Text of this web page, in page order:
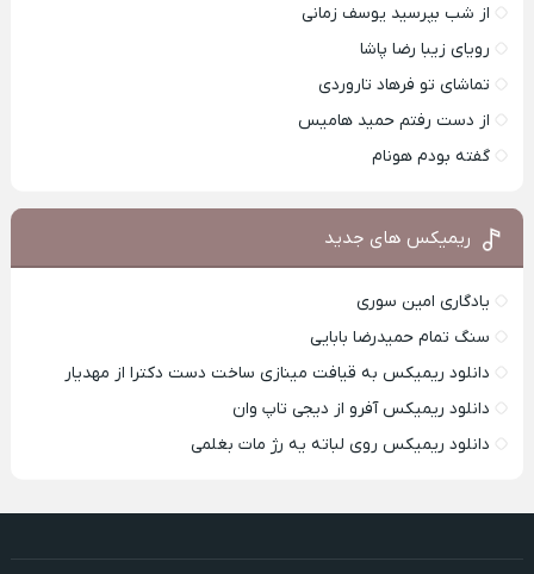
از شب بپرسید یوسف زمانی
رویای زیبا رضا پاشا
تماشای تو فرهاد تاروردی
از دست رفتم حمید هامیس
گفته بودم هونام
ریمیکس های جدید
یادگاری امین سوری
سنگ تمام حمیدرضا بابایی
دانلود ریمیکس به قیافت مینازی ساخت دست دکترا از مهدیار
دانلود ریمیکس آفرو از ديجی تاپ وان
دانلود ریمیکس روی لباته یه رژ مات بغلمی